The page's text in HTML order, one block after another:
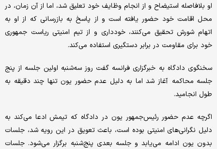
او بلافاصله استیضاح و از انجام وظایف خود تعلیق شد، اما از آن زمان، در
محل اقامت خود حضور یافته است و از پاسخ به بازرسانی که از او به
اتهام شورش تحقیق می‌کنند، خودداری و از تیم امنیتی ریاست جمهوری
خود برای مقاومت در برابر دستگیری استفاده می‌کند.
سخنگوی دادگاه به خبرگزاری فرانسه گفت روز سه‌شنبه اولین جلسه از پنج
جلسه محاکمه آغاز شد اما به دلیل عدم حضور یون تنها چند دقیقه به
طول انجامید.
اگرچه عدم حضور رئیس‌جمهور یون در دادگاه که تیمش ادعا می‌کند به
دلیل نگرانی‌های امنیتی بوده است، باعث تعویق در این رویه‌ شد، جلسات
بدون یون ادامه می‌یابد و جلسه بعدی پنج‌شنبه برگزار می‌شود. جلسات